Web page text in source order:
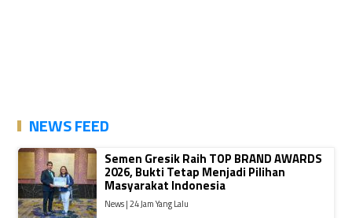
NEWS FEED
Semen Gresik Raih TOP BRAND AWARDS
2026, Bukti Tetap Menjadi Pilihan
Masyarakat Indonesia
News | 24 Jam Yang Lalu